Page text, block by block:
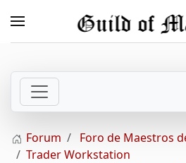
Skip to main content
Forum
Foro de Maestros
Trader Workstation